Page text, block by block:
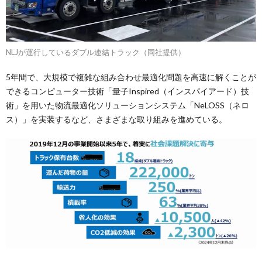
NLJが運行しているダブル連結トラック（同社提供）
5年間で、大規模で複雑な組み合わせ最適化問題を高速に解くことが
できるコンピューター技術「量子Inspired（インスパイアード）技
術」を用いた物流最適化ソリューションシステム「NeLOSS（ネロ
ス）」を実装するなど、さまざまな取り組みを進めている。